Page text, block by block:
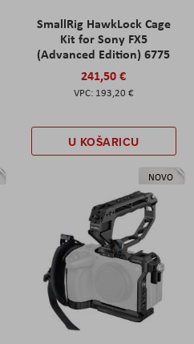
SmallRig HawkLock Cage
Kit for Sony FX5
(Advanced Edition) 6775
241,50 €
193,20 €
U KOŠARICU
NOVO